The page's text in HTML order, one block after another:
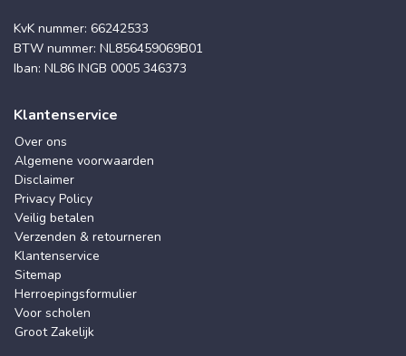
KvK nummer: 66242533
BTW nummer: NL856459069B01
Iban: NL86 INGB 0005 346373
Klantenservice
Over ons
Algemene voorwaarden
Disclaimer
Privacy Policy
Veilig betalen
Verzenden & retourneren
Klantenservice
Sitemap
Herroepingsformulier
Voor scholen
Groot Zakelijk